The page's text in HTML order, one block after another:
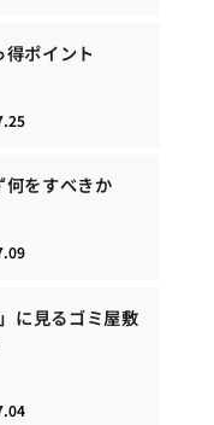
ポイント
をすべきか
に見るゴミ屋敷